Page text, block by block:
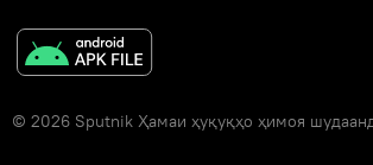
© 2026 Sputnik Ҳамаи ҳуқуқҳо ҳимоя